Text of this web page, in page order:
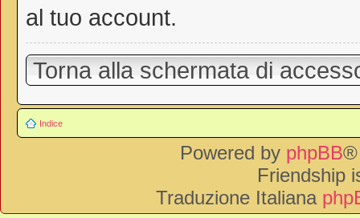
al tuo account.
Torna alla schermata di
Indice
Powered by phpBB®
Friendship
Traduzione Italiana